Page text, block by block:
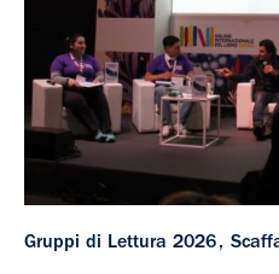
Gruppi di Lettura 2026